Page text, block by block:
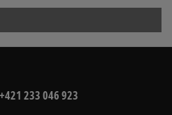
kamenná pobočka, výdejné
+421 233 046 923